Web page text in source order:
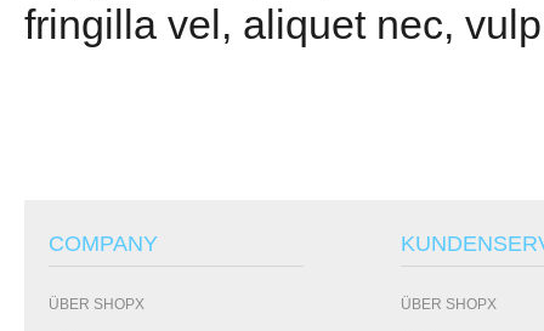
fringilla vel, aliquet nec,
COMPANY
ÜBER SHOPX ÜBER SHOPX